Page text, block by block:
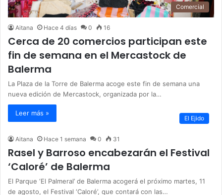
Comercial
Aitana Hace 4 días 0 16
Cerca de 20 comercios participan este
fin de semana en el Mercastock de
Balerma
La Plaza de la Torre de Balerma acoge este fin de semana una
nueva edición de Mercastock, organizada por la…
Leer más »
El Ejido
Aitana Hace 1 semana 0 31
Rasel y Barroso encabezarán el Festival
‘Caloré’ de Balerma
El Parque ‘El Palmeral’ de Balerma acogerá el próximo martes, 11
de agosto, el Festival ‘Caloré’, que contará con las…